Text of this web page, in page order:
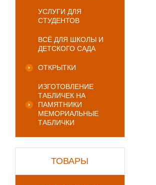
УСЛУГИ ДЛЯ
СТУДЕНТОВ
ВСЁ ДЛЯ ШКОЛЫ И
ДЕТСКОГО САДА
ОТКРЫТКИ
ИЗГОТОВЛЕНИЕ
ТАБЛИЧЕК НА
ПАМЯТНИКИ
МЕМОРИАЛЬНЫЕ
ТАБЛИЧКИ
ТОВАРЫ